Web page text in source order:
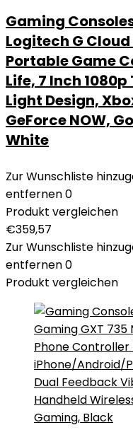
Gaming
Logitech G
Portable Game
Life, 7 Inch
Light Design,
GeForce NOW,
White
Zur Wunschliste
entfernen0
Produkt vergleichen
€359,57
Zur Wunschliste
entfernen0
Produkt vergleichen